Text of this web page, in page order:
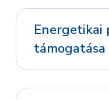
Energetikai
támogatása